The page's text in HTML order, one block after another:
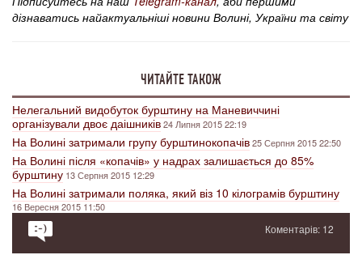
дізнаватись найактуальніші новини Волині, України та світу
ЧИТАЙТЕ ТАКОЖ
Нелегальний видобуток бурштину на Маневиччині
організували двоє даішників24 Липня 2015 22:19
На Волині затримали групу бурштинокопачів25 Серпня 2015 22:50
На Волині після «копачів» у надрах залишається до 85%
бурштину 13 Серпня 2015 12:29
На Волині затримали поляка, який віз 10 кілограмів бурштину
16 Вересня 2015 11:50
Коментарів: 12